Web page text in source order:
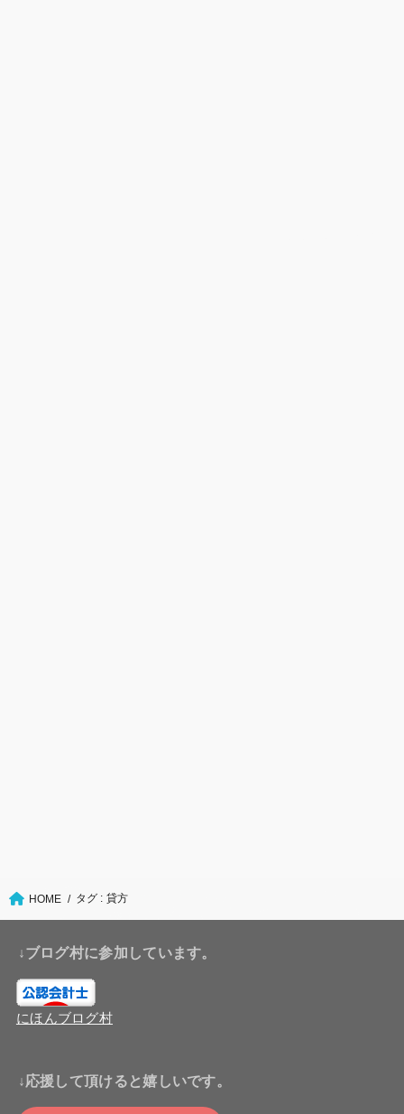
HOME タグ : 貸方
↓ブログ村に参加しています。
にほんブログ村
↓応援して頂けると嬉しいです。